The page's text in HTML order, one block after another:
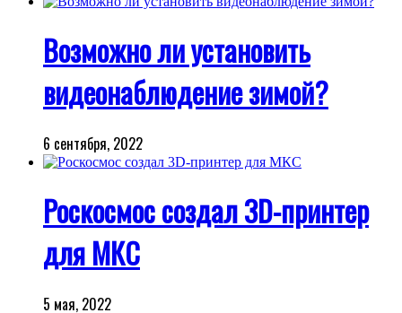
Возможно ли установить
видеонаблюдение зимой?
6 сентября, 2022
Роскосмос создал 3D-принтер
для МКС
5 мая, 2022